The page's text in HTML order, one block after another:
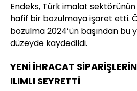
Endeks, Türk imalat
hafif bir bozulmaya işaret etti.
bozulma 2024’ün başından bu
düzeyde kaydedildi.
YENİ İHRACAT
ILIMLI SEYRETTİ